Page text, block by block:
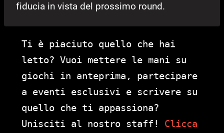
fiducia in vista del prossimo round.
Ti è piaciuto quello che hai
letto? Vuoi mettere le mani su
giochi in anteprima, partecipare
a eventi esclusivi e scrivere su
quello che ti appassiona?
Unisciti al nostro staff! Clicca